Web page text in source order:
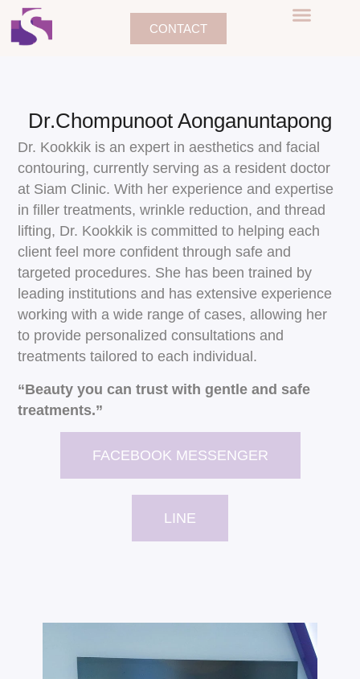
CONTACT
Dr.Chompunoot Aonganuntapong
Dr. Kookkik is an expert in aesthetics and facial
contouring, currently serving as a resident doctor
at Siam Clinic. With her experience and expertise
in filler treatments, wrinkle reduction, and thread
lifting, Dr. Kookkik is committed to helping each
client feel more confident through safe and
targeted procedures. She has been trained by
leading institutions and has extensive experience
working with a wide range of cases, allowing her
to provide personalized consultations and
treatments tailored to each individual.
“Beauty you can trust with gentle and safe
treatments.”
FACEBOOK MESSENGER
LINE